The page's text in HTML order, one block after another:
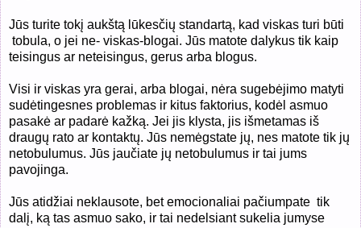
Jūs turite tokį aukštą lūkesčių standartą, kad viskas turi būti
tobula, o jei ne- viskas-blogai. Jūs matote dalykus tik kaip
teisingus ar neteisingus, gerus arba blogus.
Visi ir viskas yra gerai, arba blogai, nėra sugebėjimo matyti
sudėtingesnes problemas ir kitus faktorius, kodėl asmuo
pasakė ar padarė kažką. Jei jis klysta, jis išmetamas iš
draugų rato ar kontaktų. Jūs nemėgstate jų, nes matote tik jų
netobulumus. Jūs jaučiate jų netobulumus ir tai jums
pavojinga.
Jūs atidžiai neklausote, bet emocionaliai pačiumpate tik
dalį, ką tas asmuo sako, ir tai nedelsiant sukelia jumyse